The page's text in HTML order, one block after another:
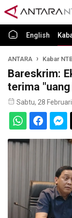
English
ANTARA Kabar
Bareskrim:
terima
Sabtu, 28